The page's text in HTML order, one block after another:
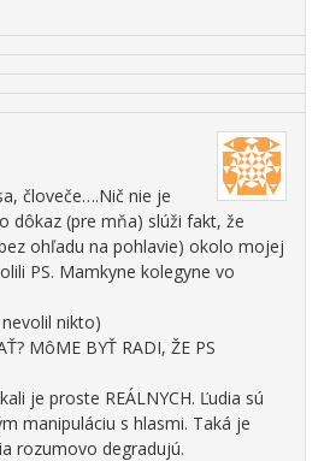
človeče….Nič nie je
dôkaz (pre mňa) slúži fakt, že
ohľadu na pohlavie) okolo mojej
PS. Mamkyne kolegyne vo
nikto)
MôME BYŤ RADI, ŽE PS
je proste REÁLNYCH. Ľudia sú
manipuláciu s hlasmi. Taká je
rozumovo degradujú.